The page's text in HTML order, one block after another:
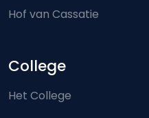
Hof van Cassatie
College
Het College